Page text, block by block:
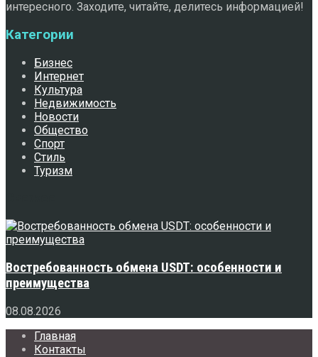
интересного. Заходите, читайте, делитесь информацией!
Категории
Бизнес
Интернет
Культура
Недвижимость
Новости
Общество
Спорт
Стиль
Туризм
Востребованность обмена USDT: особенности и
преимущества
08.08.2026
Главная
Контакты